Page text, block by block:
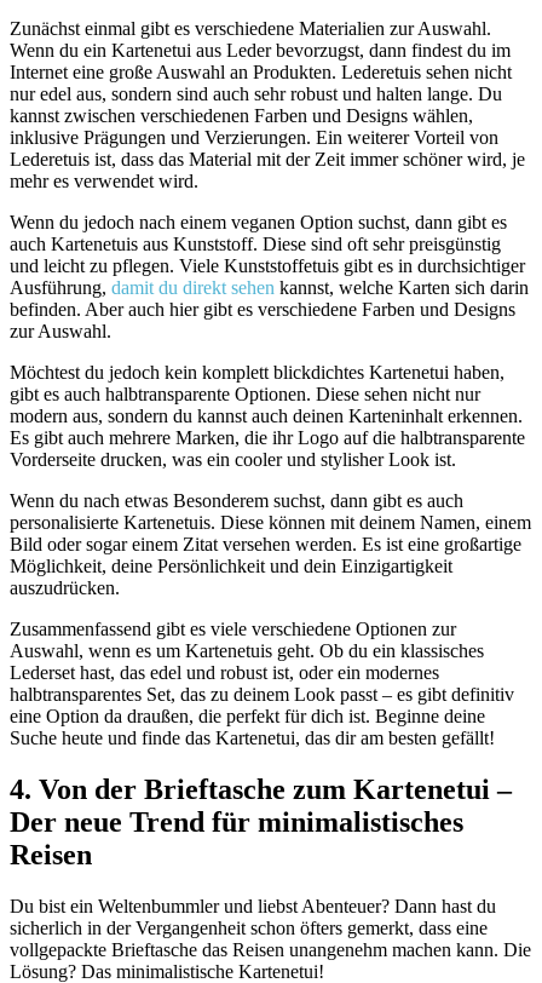
Zunächst einmal gibt es verschiedene Materialien zur Auswahl.
Wenn du ein Kartenetui aus Leder bevorzugst, dann findest du im
Internet eine große Auswahl an Produkten. Lederetuis sehen nicht
nur edel aus, sondern sind auch sehr robust und halten lange. Du
kannst zwischen verschiedenen Farben und Designs wählen,
inklusive Prägungen und Verzierungen. Ein weiterer Vorteil von
Lederetuis ist, dass das Material mit der Zeit immer schöner wird, je
mehr es verwendet wird.
Wenn du jedoch nach einem veganen Option suchst, dann gibt es
auch Kartenetuis aus Kunststoff. Diese sind oft sehr preisgünstig
und leicht zu pflegen. Viele Kunststoffetuis gibt es in durchsichtiger
Ausführung, damit du direkt sehen kannst, welche Karten sich darin
befinden. Aber auch hier gibt es verschiedene Farben und Designs
zur Auswahl.
Möchtest du jedoch kein komplett blickdichtes Kartenetui haben,
gibt es auch halbtransparente Optionen. Diese sehen nicht nur
modern aus, sondern du kannst auch deinen Karteninhalt erkennen.
Es gibt auch mehrere Marken, die ihr Logo auf die halbtransparente
Vorderseite drucken, was ein cooler und stylisher Look ist.
Wenn du nach etwas Besonderem suchst, dann gibt es auch
personalisierte Kartenetuis. Diese können mit deinem Namen, einem
Bild oder sogar einem Zitat versehen werden. Es ist eine großartige
Möglichkeit, deine Persönlichkeit und dein Einzigartigkeit
auszudrücken.
Zusammenfassend gibt es viele verschiedene Optionen zur
Auswahl, wenn es um Kartenetuis geht. Ob du ein klassisches
Lederset hast, das edel und robust ist, oder ein modernes
halbtransparentes Set, das zu deinem Look passt – es gibt definitiv
eine Option da draußen, die perfekt für dich ist. Beginne deine
Suche heute und finde das Kartenetui, das dir am besten gefällt!
4. Von der Brieftasche zum Kartenetui –
Der neue Trend für minimalistisches
Reisen
Du bist ein Weltenbummler und liebst Abenteuer? Dann hast du
sicherlich in der Vergangenheit schon öfters gemerkt, dass eine
vollgepackte Brieftasche das Reisen unangenehm machen kann. Die
Lösung? Das minimalistische Kartenetui!